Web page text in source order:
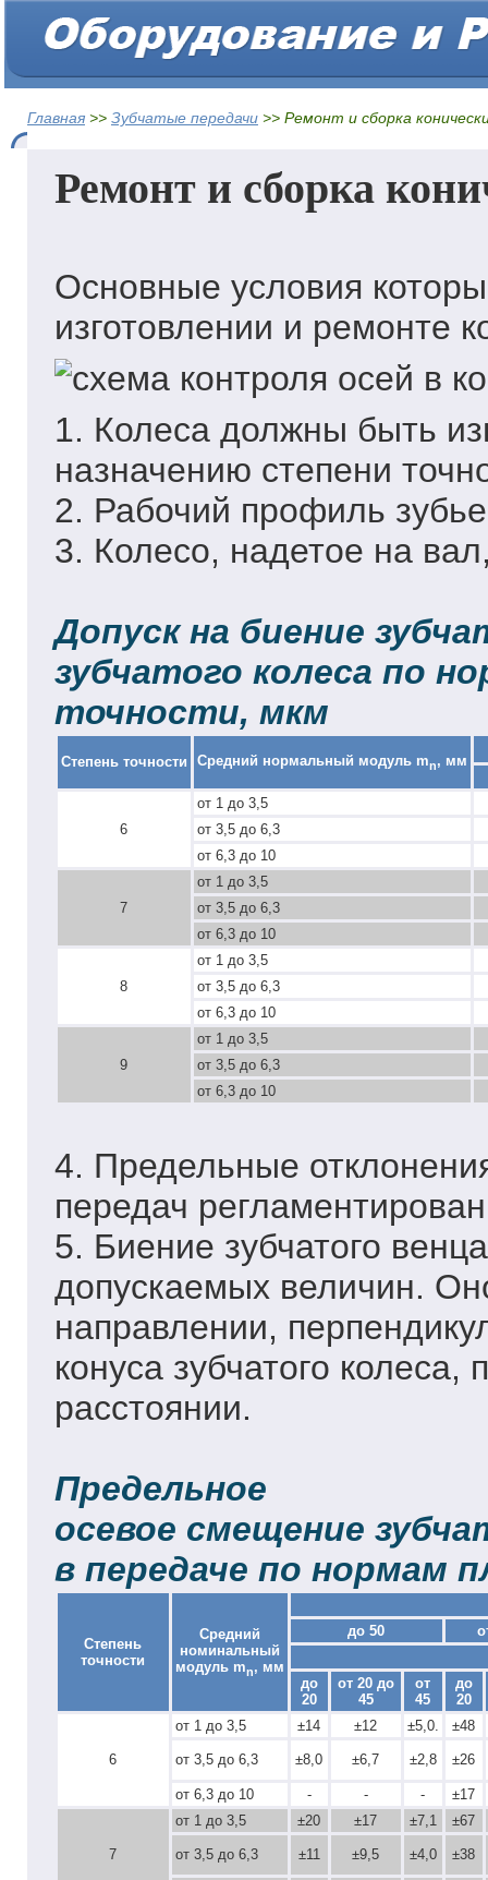
Главная >> Зубчатые передачи >> Ремонт и сборка
Ремонт и сборка
Основные условия
изготовлении и ремонте
1. Колеса должны быть
назначению степени
2. Рабочий профиль
3. Колесо, надетое на
Допуск на биение
зубчатого колеса по
точности, мкм
Степень точности Средний нормальный модуль mn, мм
6
от 1 до 3,5
от 3,5 до 6,3
от 6,3 до 10
7
от 1 до 3,5
от 3,5 до 6,3
от 6,3 до 10
8
от 1 до 3,5
от 3,5 до 6,3
от 6,3 до 10
9
от 1 до 3,5
от 3,5 до 6,3
от 6,3 до 10
4. Предельные
передач
5. Биение зубчатого
допускаемых величин.
направлении,
конуса зубчатого
расстоянии.
Предельное
осевое смещение
в передаче по нормам
Степень
точности
Средний
номинальный
модуль mn, мм
до 50
до
20
от 20 до
45
от
45
до
20
6
от 1 до 3,5 ±14 ±12 ±5,0. ±48
от 3,5 до 6,3 ±8,0 ±6,7 ±2,8 ±26
от 6,3 до 10 - - - ±17
7
от 1 до 3,5 ±20 ±17 ±7,1 ±67
от 3,5 до 6,3 ±11 ±9,5 ±4,0 ±38